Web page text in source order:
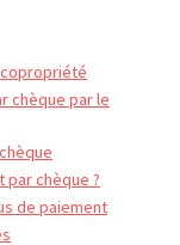
chèque par le
par chèque ?
de paiement